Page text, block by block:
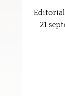
Editorial
– 21